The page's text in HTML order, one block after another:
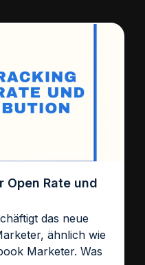
Open Rate und
das neue
ähnlich wie
Marketer. Was